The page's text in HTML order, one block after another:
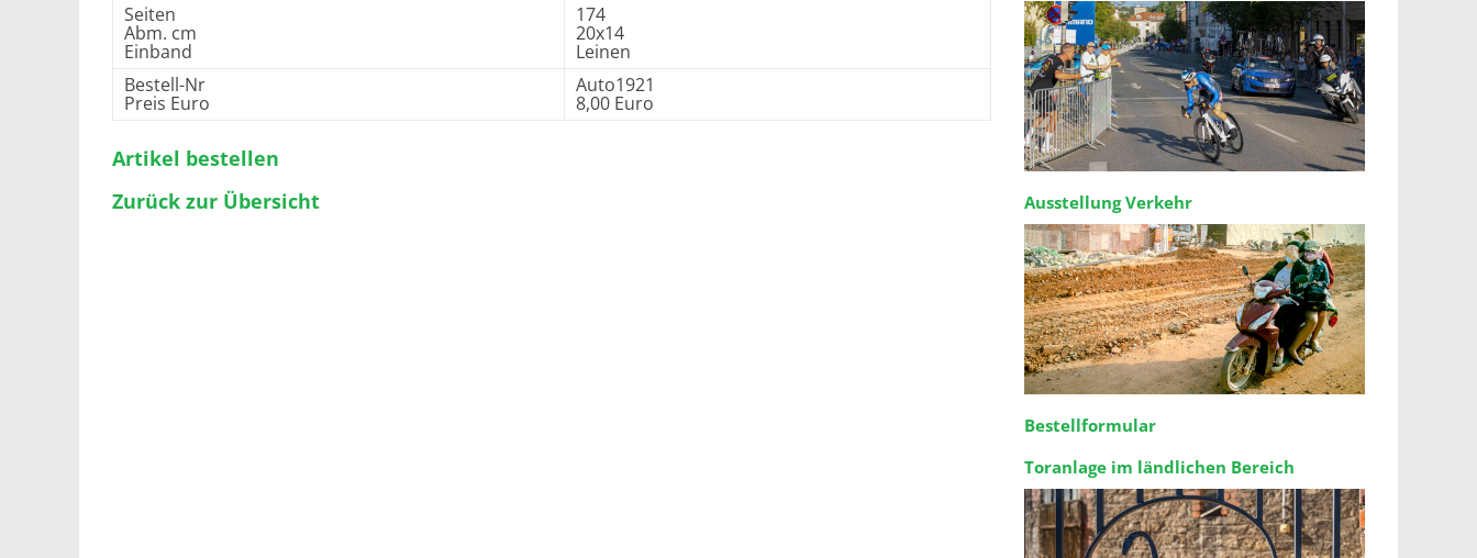
Seiten
Abm. cm
Einband
174
20x14
Leinen
Bestell-Nr
Preis Euro
Auto1921
8,00 Euro
Artikel bestellen
Zurück zur Übersicht
Ausstellung Verkehr
Bestellformular
Toranlage im ländlichen Bereich